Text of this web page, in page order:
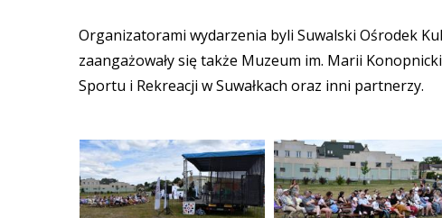
Organizatorami wydarzenia byli Suwalski Ośrodek
zaangażowały się także Muzeum im. Marii
Sportu i Rekreacji w Suwałkach oraz inni partnerzy.